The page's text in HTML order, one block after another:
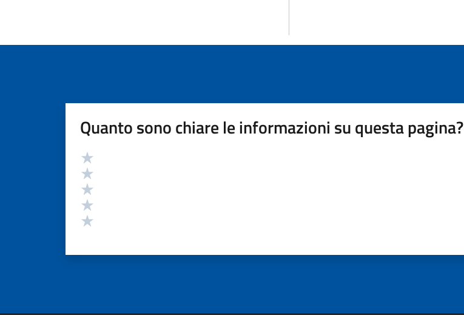
Quanto sono chiare le informazioni su questa pagina?
Valutazione